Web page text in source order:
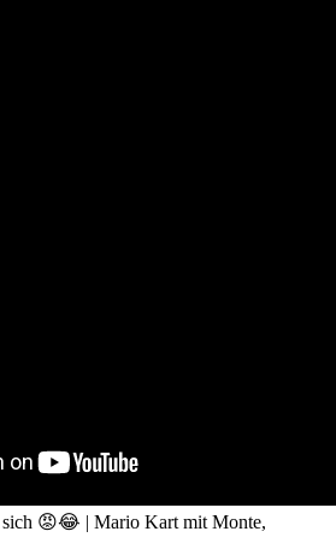
sich 😡😂 | Mario Kart mit Monte,